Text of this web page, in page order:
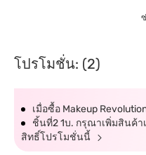
โปรโมชั่น: (2)
เมื่อซื้อ Makeup
ชิ้นที่2 1บ. กรุณาเพิ่มสินค้า
สิทธิ์โปรโมชั่นนี้